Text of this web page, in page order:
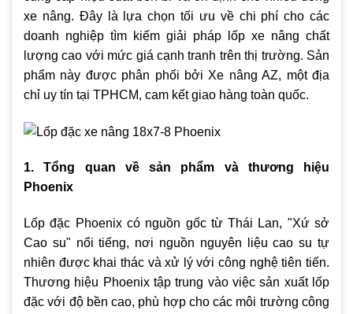
xe nâng. Đây là lựa chọn tối ưu về chi phí cho các
doanh nghiệp tìm kiếm giải pháp lốp xe nâng chất
lượng cao với mức giá cạnh tranh trên thị trường. Sản
phẩm này được phân phối bởi Xe nâng AZ, một địa
chỉ uy tín tại TPHCM, cam kết giao hàng toàn quốc.
1. Tổng quan về sản phẩm và thương hiệu
Phoenix
Lốp đặc Phoenix có nguồn gốc từ Thái Lan, "Xứ sở
Cao su" nổi tiếng, nơi nguồn nguyên liệu cao su tự
nhiên được khai thác và xử lý với công nghệ tiên tiến.
Thương hiệu Phoenix tập trung vào việc sản xuất lốp
đặc với độ bền cao, phù hợp cho các môi trường công